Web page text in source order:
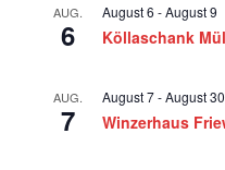
AUG.
6
August 6 -August 9
Köllaschank
AUG.
7
August 7-August 30
Winzerhaus